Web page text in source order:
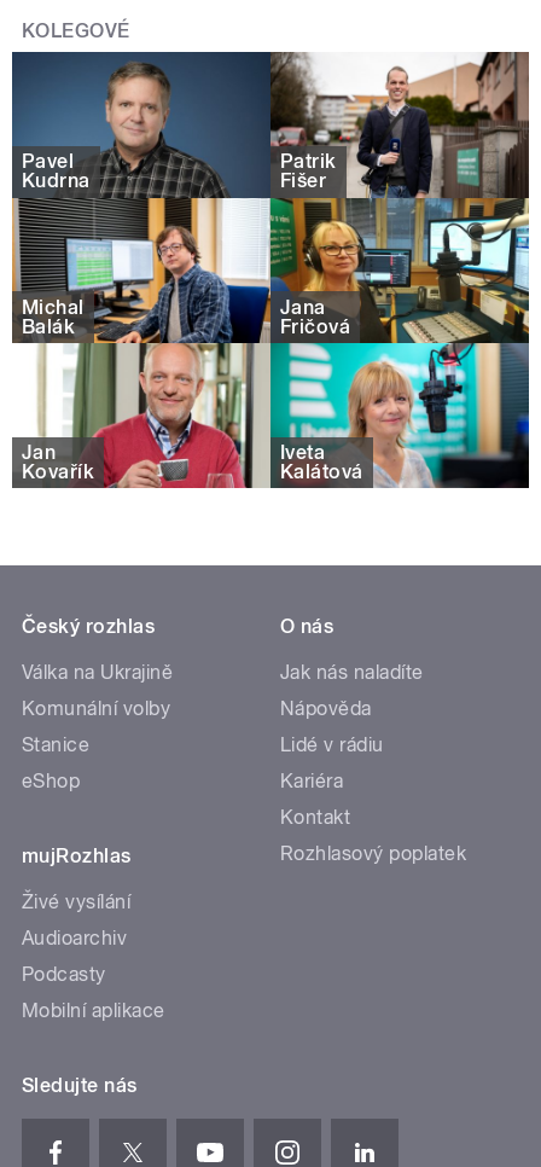
KOLEGOVÉ
Pavel
Kudrna
Patrik
Fišer
Michal
Balák
Jana
Fričová
Jan
Kovařík
Iveta
Kalátová
Český rozhlas
Válka na Ukrajině
Komunální volby
Stanice
eShop
mujRozhlas
Živé vysílání
Audioarchiv
Podcasty
Mobilní aplikace
O nás
Jak nás naladíte
Nápověda
Lidé v rádiu
Kariéra
Kontakt
Rozhlasový poplatek
Sledujte nás